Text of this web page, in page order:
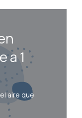
a 1
aire que